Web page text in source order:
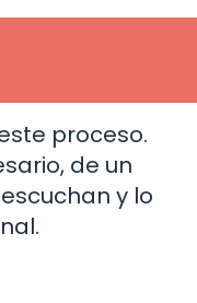
proceso.
de un
y lo